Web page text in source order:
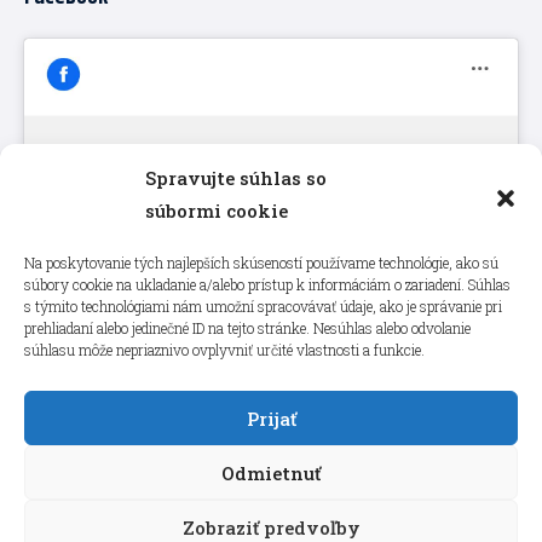
Spravujte súhlas so
súbormi cookie
Na poskytovanie tých najlepších skúseností používame technológie, ako sú
súbory cookie na ukladanie a/alebo prístup k informáciám o zariadení. Súhlas
s týmito technológiami nám umožní spracovávať údaje, ako je správanie pri
prehliadaní alebo jedinečné ID na tejto stránke. Nesúhlas alebo odvolanie
súhlasu môže nepriaznivo ovplyvniť určité vlastnosti a funkcie.
Prijať
Odmietnuť
Zobraziť predvoľby
Kliknutím prijmete súbory cookie